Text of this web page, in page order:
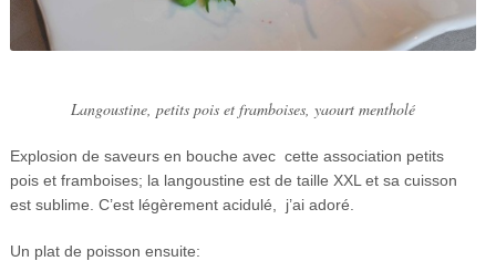
Langoustine, petits pois et framboises, yaourt mentholé
Explosion de saveurs en bouche avec cette association petits
pois et framboises; la langoustine est de taille XXL et sa cuisson
est sublime. C’est légèrement acidulé, j’ai adoré.
Un plat de poisson ensuite: